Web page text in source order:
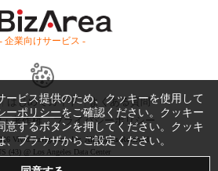
- 企業向けサービス -
はじめてガイド
よくある質問
著作権 プライバシーポリシー
Vivid Navigation, Inc. All Rights Reserved.
(43) @ Los Angeles Data Center
ービス提供のため、クッキーを使用して
ーポリシーをご確認ください。クッキー
意するボタンを押してください。クッキ
ブラウザからご設定ください。